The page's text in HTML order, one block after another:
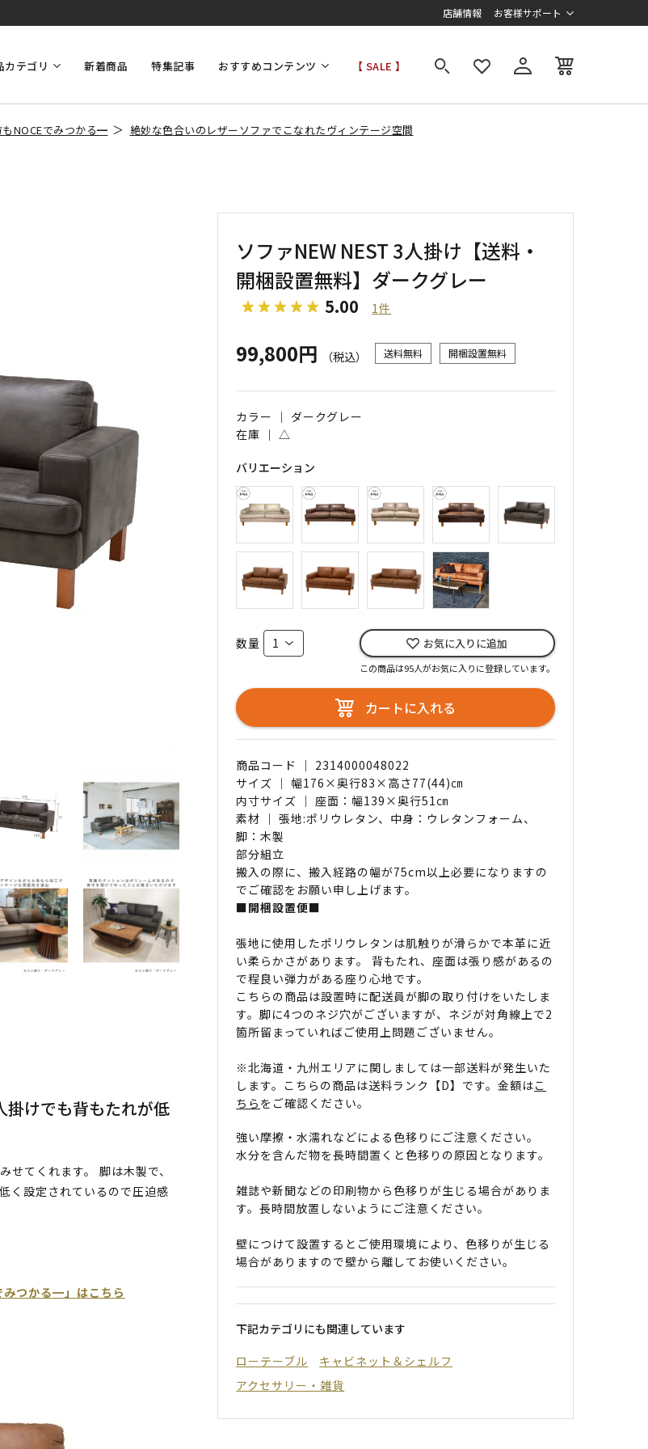
店舗情報 お客様サポート
カテゴリ 新着商品 特集記事 おすすめコンテンツ 【 SALE 】
NOCEでみつかる━ 絶妙な色合いのレザーソファでこなれたヴィンテージ空間
掛けでも背もたれが低
てくれます。 脚は木製で、
く設定されているので圧迫感
つかる━」はこちら
ソファNEW NEST 3人掛け【送料・
開梱設置無料】ダークグレー
5.00 1件
99,800円 （税込） 送料無料 開梱設置無料
カラー ｜ ダークグレー
在庫 ｜△
バリエーション
数量 お気に入りに追加
この商品は95人がお気に入りに登録しています。
カートに入れる
商品コード ｜ 2314000048022
サイズ ｜ 幅176×奥行83×高さ77(44)㎝
内寸サイズ ｜ 座面：幅139×奥行51㎝
素材 ｜ 張地:ポリウレタン、中身：ウレタンフォーム、
脚：木製
部分組立
搬入の際に、搬入経路の幅が75cm以上必要になりますの
でご確認をお願い申し上げます。
■開梱設置便■
張地に使用したポリウレタンは肌触りが滑らかで本革に近
い柔らかさがあります。 背もたれ、座面は張り感があるの
で程良い弾力がある座り心地です。
こちらの商品は設置時に配送員が脚の取り付けをいたしま
す。脚に4つのネジ穴がございますが、ネジが対角線上で2
箇所留まっていればご使用上問題ございません。
※北海道・九州エリアに関しましては一部送料が発生いた
します。こちらの商品は送料ランク【D】です。金額はこ
ちら をご確認ください。
強い摩擦・水濡れなどによる色移りにご注意ください。
水分を含んだ物を長時間置くと色移りの原因となります。
雑誌や新聞などの印刷物から色移りが生じる場合がありま
す。長時間放置しないようにご注意ください。
壁につけて設置するとご使用環境により、色移りが生じる
場合がありますので壁から離してお使いください。
下記カテゴリにも関連しています
ローテーブル
キャビネット＆シェルフ
アクセサリー・雑貨